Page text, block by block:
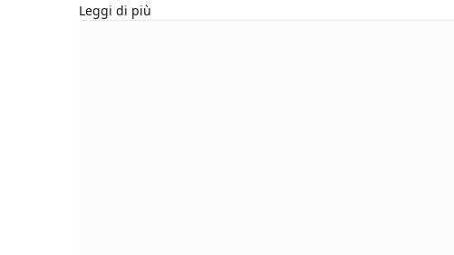
Leggi di più